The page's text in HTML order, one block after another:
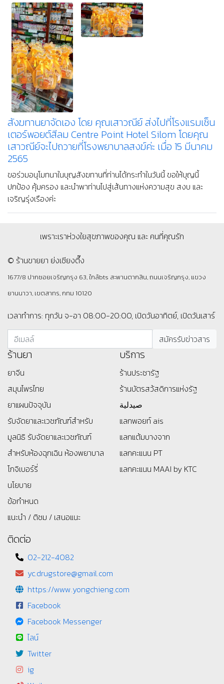
สังฆทานยาจัดเอง โดย คุณเสาวณีย์ ส่งไปที่โรงแรมเซ็น
เตอร์พอยต์สีลม Centre Point Hotel Silom โดยคุณ
เสาวณีย์จะไปถวายที่โรงพยาบาลสงฆ์ค่ะ เมื่อ 15 มีนาคม
2565
ขอร่วมอนุโมทนาในบุญสังฆทานที่ท่านได้กระทำในวันนี้ ขอให้บุญนี้
ปกป้อง คุ้มครอง และนำพาท่านไปสู่เส้นทางแห่งความสุข สงบ และ
เจริญรุ่งเรืองค่ะ
เพราะเราห่วงใยสุขภาพของคุณ และ คนที่คุณรัก
© ร้านขายยา ย่งเชียงตึ๊ง
1677/8 ปากซอยเจริญกรุง 63, ใกล้bts สะพานตากสิน, ถนนเจริญกรุง, แขวง
ยานนาวา, เขตสาทร, กทม 10120
เวลาทำการ: ทุกวัน จ-อา 08:00-20:00, เปิดวันอาทิตย์, เปิดวันเสาร์
ร้านยา
ยาจีน
สมุนไพรไทย
ยาแผนปัจจุบัน
รับจัดยาและเวชภัณฑ์สำหรับ
มูลนิธิ รับจัดยาและเวชภัณฑ์
สำหรับห้องฉุกเฉิน ห้องพยาบาล
โกจิเบอร์รี่
นโยบาย
ข้อกำหนด
แนะนำ / ติชม / เสนอแนะ
บริการ
ร้านประชารัฐ
ร้านบัตรสว้สดิการแห่งรัฐ
صيدلية
แลกพอยท์ ais
แลกแต้มบางจาก
แลกคะแนน PT
แลกคะแนน MAAI by KTC
ติดต่อ
02-212-4082
yc.drugstore@gmail.com
https://www.yongchieng.com
Facebook
Facebook Messenger
ไลน์
Twitter
ig